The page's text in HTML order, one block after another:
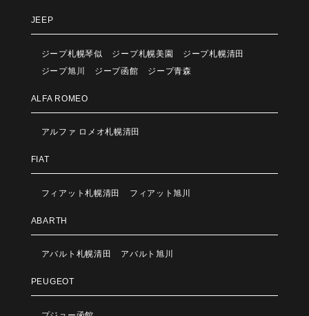
JEEP
ジープ札幌琴似 ジープ札幌美園
ジープ札幌清田
ジープ旭川
ジープ函館 ジープ青森
ALFA ROMEO
アルファ ロメオ札幌清田
FIAT
フィアット札幌清田 フィアット旭川
ABARTH
アバルト札幌清田 アバルト旭川
PEUGEOT